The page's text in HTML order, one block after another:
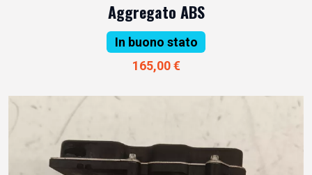
Aggregato ABS
In buono stato
165,00 €